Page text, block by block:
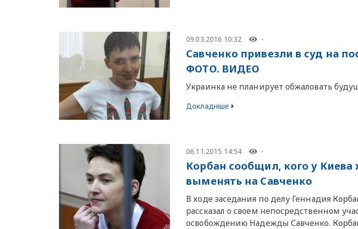
09.03.2016 10:32 -
Савченко привезли в суд на
ФОТО. ВИДЕО
Украинка не планирует обжаловать
Докладніше
06.11.2015 14:54 -
Корбан сообщил, кого у Киева
выменять на Савченко
В ходе заседания по делу Геннадия
рассказал о своем непосредственном
освобождению Надежды Савченко.